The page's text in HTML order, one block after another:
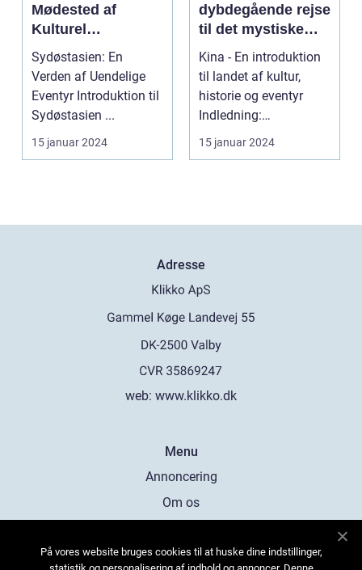
Mødested af
Kulturel
Mangfoldighed og
Breathtaking
Naturskønhed
Sydøstasien: En
Verden af Uendelige
Eventyr Introduktion til
Sydøstasien ...
15 januar 2024
dybdegående rejse
til det mystiske
Østens vidunder
Kina - En introduktion
til landet af kultur,
historie og eventyr
Indledning:
Velkommen til en
rejse...
15 januar 2024
Adresse
web: www.klikko.dk
Menu
Annoncering
Om os
Kontakt os
På vores website bruges cookies til at huske dine indstillinger,